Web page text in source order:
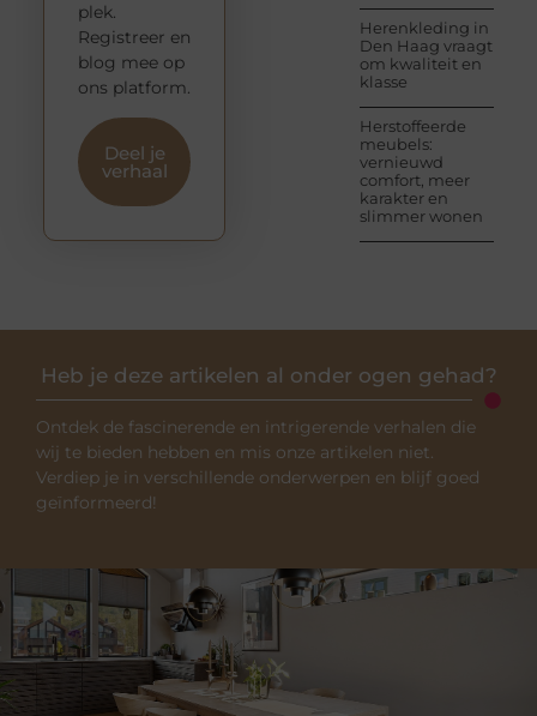
Herenkleding in
Den Haag vraagt
om kwaliteit en
klasse
Herstoffeerde
meubels:
vernieuwd
comfort, meer
karakter en
slimmer wonen
plek.
Registreer en
blog mee op
ons platform.
Deel je
verhaal
Heb je deze artikelen al onder ogen gehad?
Ontdek de fascinerende en intrigerende verhalen die
wij te bieden hebben en mis onze artikelen niet.
Verdiep je in verschillende onderwerpen en blijf goed
geïnformeerd!